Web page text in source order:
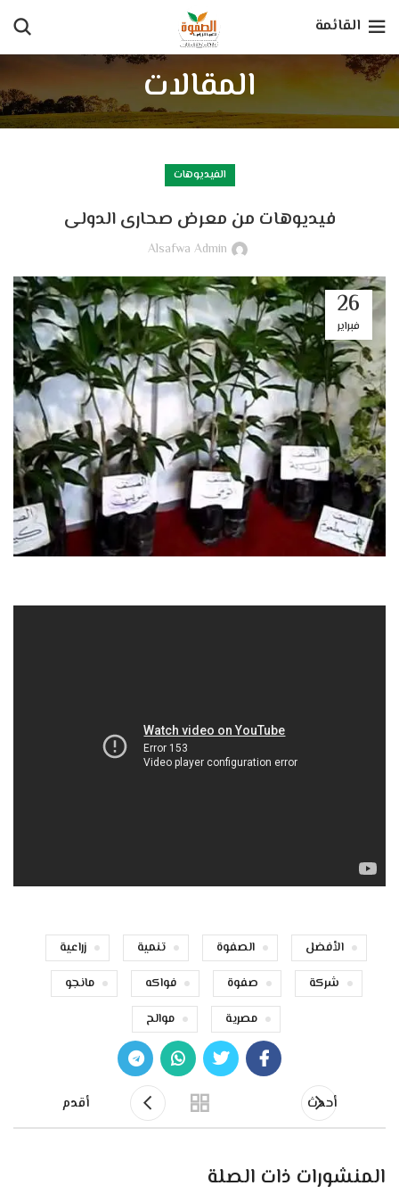
القائمة
المقالات
الفيديوهات
فيديوهات من معرض صحارى الدولى
Alsafwa Admin
26
فبراير
الأفضل الصفوة تنمية
زراعية
شركة
صفوة فواكه
مانجو
مصرية
موالح
أحدث أقدم
المنشورات ذات الصلة